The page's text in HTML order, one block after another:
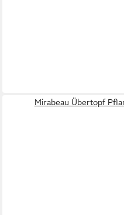
Mirabeau Übertopf